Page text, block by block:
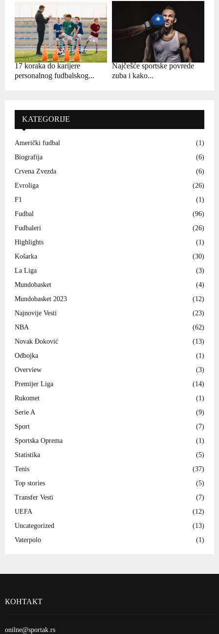
17 koraka do karijere
personalnog fudbalskog...
Najčešće sportske povrede
zuba i kako...
KATEGORIJE
Američki fudbal
(1)
Biografija
(6)
Crvena Zvezda
(6)
Evroliga
(26)
F1
(1)
Fudbal
(96)
Fudbaleri
(26)
Highlights
(1)
Košarka
(30)
La Liga
(3)
Mundobasket
(4)
Mundobasket 2023
(12)
Najnovije Vesti
(23)
NBA
(62)
Novak Đoković
(13)
Odbojka
(1)
Overview
(3)
Premijer Liga
(14)
Rukomet
(1)
Serie A
(9)
Sport
(7)
Sportska Oprema
(1)
Statistika
(5)
Tenis
(37)
Top stories
(5)
Transfer Vesti
(7)
UEFA
(12)
Uncategorized
(13)
Vaterpolo
(1)
КОНТАКТ
onilne@sportak.rs